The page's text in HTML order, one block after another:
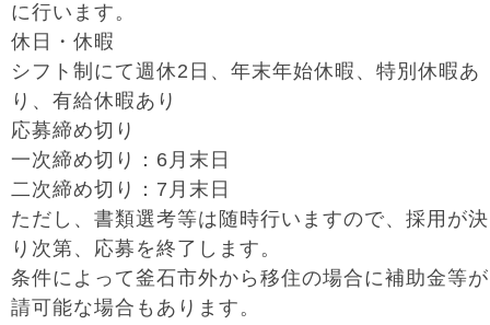
に行います。
休日・休暇
シフト制にて週休2日、年末年始休暇、特別休暇あ
り、有給休暇あり
応募締め切り
一次締め切り：6月末日
二次締め切り：7月末日
ただし、書類選考等は随時行いますので、採用が
り次第、応募を終了します。
条件によって釜石市外から移住の場合に補助金等
請可能な場合もあります。